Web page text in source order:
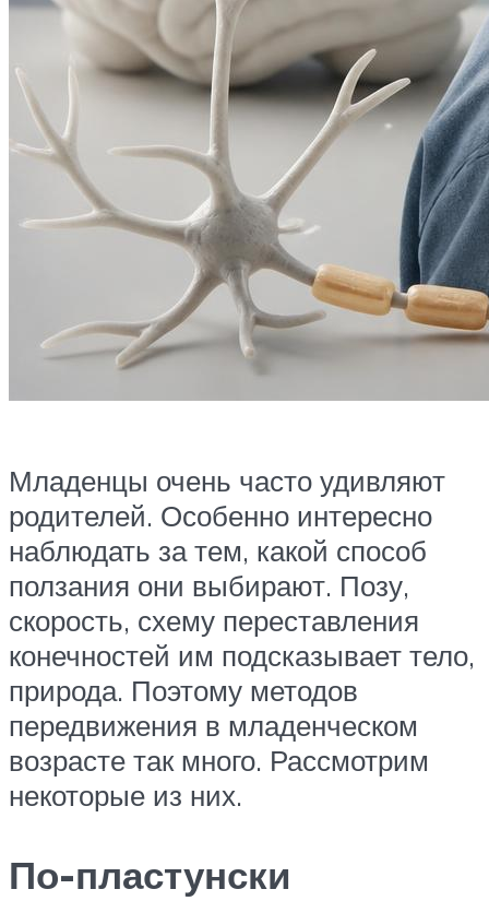
Младенцы очень часто удивляют
родителей. Особенно интересно
наблюдать за тем, какой способ
ползания они выбирают. Позу,
скорость, схему переставления
конечностей им подсказывает тело,
природа. Поэтому методов
передвижения в младенческом
возрасте так много. Рассмотрим
некоторые из них.
По-пластунски